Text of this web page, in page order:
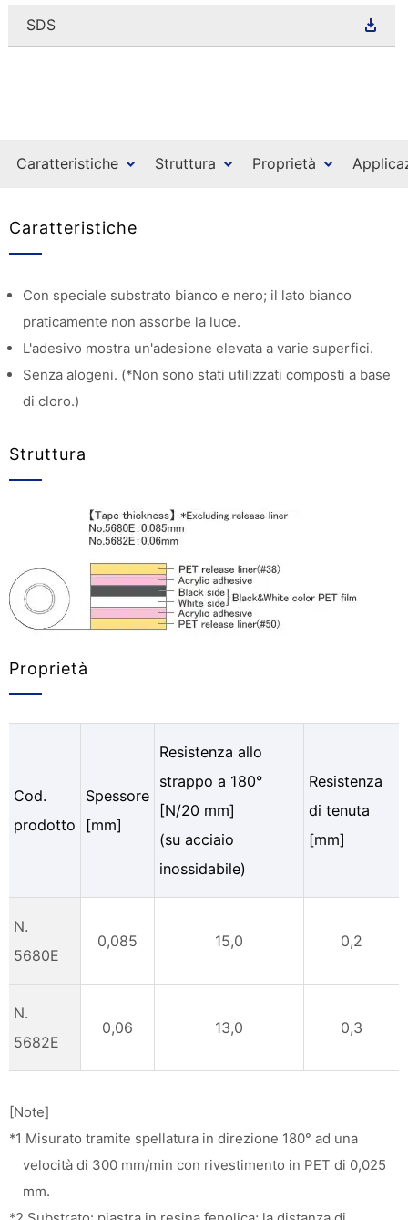
SDS
Caratteristiche Struttura Proprietà
Caratteristiche
Con speciale substrato bianco e nero; il lato bianco
praticamente non assorbe la luce.
L'adesivo mostra un'adesione elevata a varie superfici.
Senza alogeni. (*Non sono stati utilizzati composti a base
di cloro.)
Struttura
Proprietà
Cod.
prodotto
Spessore
[mm]
Resistenza allo
strappo a 180°
[N/20 mm]
(su acciaio
inossidabile)
Resistenza
di tenuta
[mm]
N.
5680E
0,085 15,0 0,2
N.
5682E
0,06 13,0 0,3
[Note]
*1 Misurato tramite spellatura in direzione 180° ad una
velocità di 300 mm/min con rivestimento in PET di 0,025
mm.